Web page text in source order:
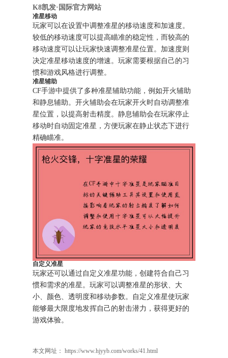
K8凯发·国际官方网站
准星移动
玩家可以在设置中调整准星的移动速度和加速度。
较低的移动速度可以提高瞄准的稳定性，而较高的
移动速度可以让玩家快速调整准星位置。加速度则
决定准星移动速度的增速。玩家需要根据自己的习
惯和游戏风格进行调整。
准星辅助
CF手游中提供了多种准星辅助功能，例如开火辅助
和静息辅助。开火辅助会在玩家开火时自动调整准
星位置，以提高射击精度。静息辅助会在玩家停止
移动时自动固定准星，方便玩家在静止状态下进行
精确瞄准。
自定义准星
玩家还可以通过自定义准星功能，创建符合自己习
惯和需求的准星。玩家可以调整准星的形状、大
小、颜色、透明度和移动参数。自定义准星使玩家
能够最大限度地发挥自己的射击潜力，获得更好的
游戏体验。
本文网址： https://www.hjyyb.com/works/41.html